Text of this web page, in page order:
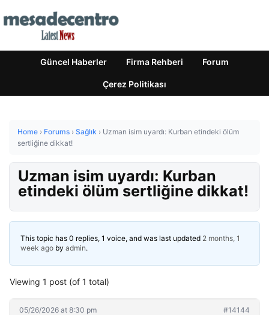
Güncel Haberler Firma Rehberi Forum
Çerez Politikası
Home › Forums › Sağlık › Uzman isim uyardı: Kurban etindeki ölüm
sertliğine dikkat!
Uzman isim uyardı: Kurban
etindeki ölüm sertliğine dikkat!
This topic has 0 replies, 1 voice, and was last updated 2 months, 1
week ago by admin.
Viewing 1 post (of 1 total)
05/26/2026 at 8:30 pm #14144